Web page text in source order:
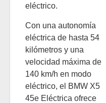
eléctrico.
Con una autonomía
eléctrica de hasta 54
kilómetros y una
velocidad máxima de
140 km/h en modo
eléctrico, el BMW X5
45e Eléctrica ofrece